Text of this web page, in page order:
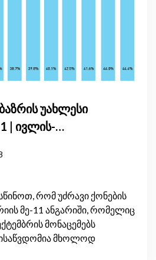
უახლესი
| ივლის-
რომ უძრავი ქონების
მე-11 ანგარიში, რომელიც
მონაცემებს
მხოლოდ